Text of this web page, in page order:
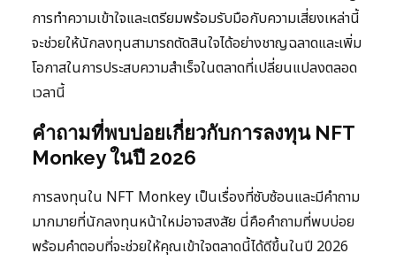
การทำความเข้าใจและเตรียมพร้อมรับมือกับความเสี่ยงเหล่านี้
จะช่วยให้นักลงทุนสามารถตัดสินใจได้อย่างชาญฉลาดและเพิ่ม
โอกาสในการประสบความสำเร็จในตลาดที่เปลี่ยนแปลงตลอด
เวลานี้
คำถามที่พบบ่อยเกี่ยวกับการลงทุน NFT
Monkey ในปี 2026
การลงทุนใน NFT Monkey เป็นเรื่องที่ซับซ้อนและมีคำถาม
มากมายที่นักลงทุนหน้าใหม่อาจสงสัย นี่คือคำถามที่พบบ่อย
พร้อมคำตอบที่จะช่วยให้คุณเข้าใจตลาดนี้ได้ดีขึ้นในปี 2026